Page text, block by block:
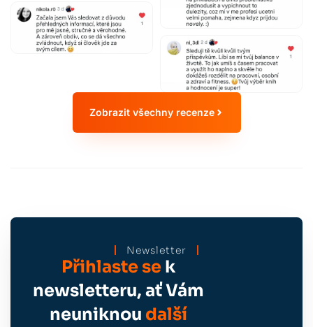
Zobrazit všechny recenze
Newsletter
Přihlaste sek
newsletteru, ať Vám
neuniknou další